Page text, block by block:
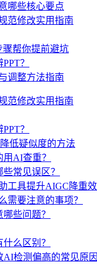
哪些核心要点
范修改实用指南
帮你提前避坑
？
调整方法指南
范修改实用指南
？
低疑似度的方法
AI查重？
常见误区？
工具提升AIGC降重效
需要注意的事项？
些问题？
么区别？
检测偏高的常见原因